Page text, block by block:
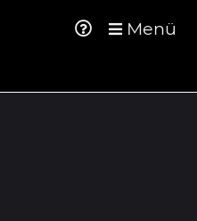
Menü